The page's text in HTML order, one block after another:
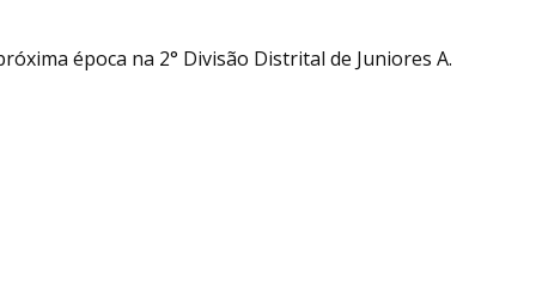
época na 2° Divisão Distrital de Juniores A.